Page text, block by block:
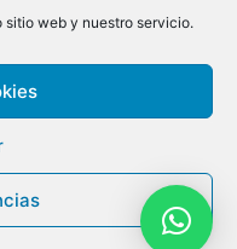
web y nuestro servicio.